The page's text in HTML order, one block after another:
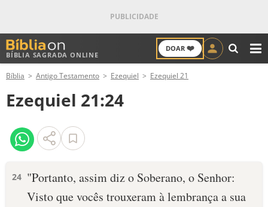
BÍBLIA SAGRADA ONLINE
DOAR ❤️
ANTIGO TESTAMENTO
NOVO TESTAMENTO
VERSÍCULOS
PALAVRA DO DIA
Bíblia Antigo Testamento Ezequiel Ezequiel 21
Ezequiel 21:24
24 "Portanto, assim diz o Soberano, o ­Senhor:
Visto que vocês trouxeram à lembrança a sua